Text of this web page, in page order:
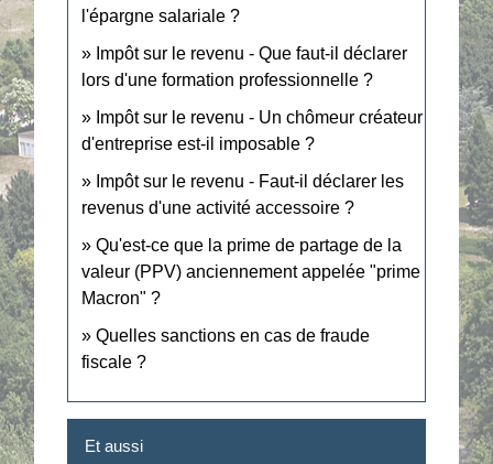
l'épargne salariale ?
Impôt sur le revenu - Que faut-il déclarer
lors d'une formation professionnelle ?
Impôt sur le revenu - Un chômeur créateur
d'entreprise est-il imposable ?
Impôt sur le revenu - Faut-il déclarer les
revenus d'une activité accessoire ?
Qu'est-ce que la prime de partage de la
valeur (PPV) anciennement appelée "prime
Macron" ?
Quelles sanctions en cas de fraude
fiscale ?
Et aussi